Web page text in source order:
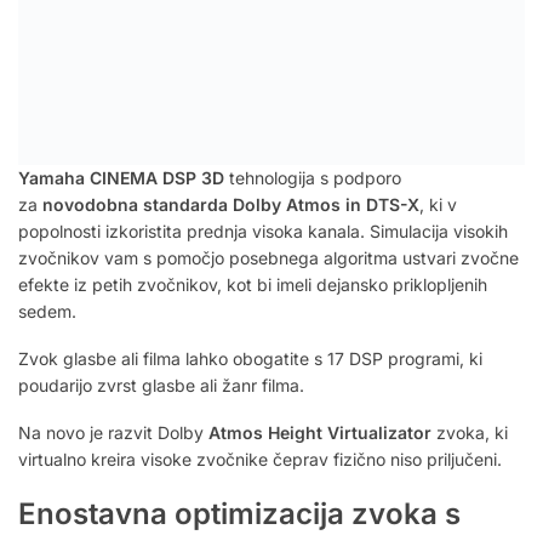
Yamaha CINEMA DSP 3D tehnologija s podporo
za novodobna standarda Dolby Atmos in DTS-X, ki v
popolnosti izkoristita prednja visoka kanala. Simulacija visokih
zvočnikov vam s pomočjo posebnega algoritma ustvari zvočne
efekte iz petih zvočnikov, kot bi imeli dejansko priklopljenih
sedem.
Zvok glasbe ali filma lahko obogatite s 17 DSP programi, ki
poudarijo zvrst glasbe ali žanr filma.
Na novo je razvit Dolby Atmos Height Virtualizator zvoka, ki
virtualno kreira visoke zvočnike čeprav fizično niso priljučeni.
Enostavna optimizacija zvoka s